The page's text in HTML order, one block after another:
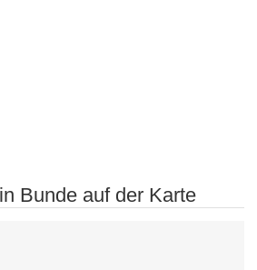
Bunde auf der Karte